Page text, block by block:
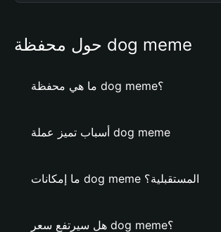
حول محفظة dog meme
ما هي محفظة dog meme؟
أسباب تميز عملة dog meme
ما إمكانات dog meme المستقبلية؟
هل سيرتفع سعر dog meme؟